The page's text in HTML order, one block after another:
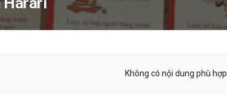
Không có nội dung phù hợp